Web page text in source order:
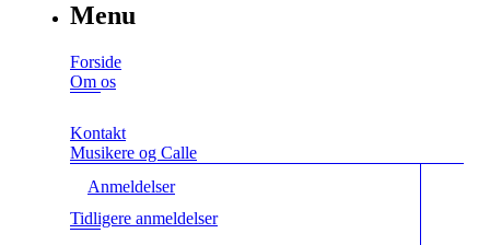
Menu
Forside
Om os
Kontakt
Musikere og Calle
Anmeldelser
Tidligere anmeldelser